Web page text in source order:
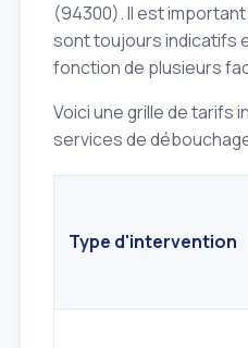
(94300). Il est
sont toujours indicatifs
fonction de plusieurs
Voici une grille de tarifs
services de
Type d'intervention